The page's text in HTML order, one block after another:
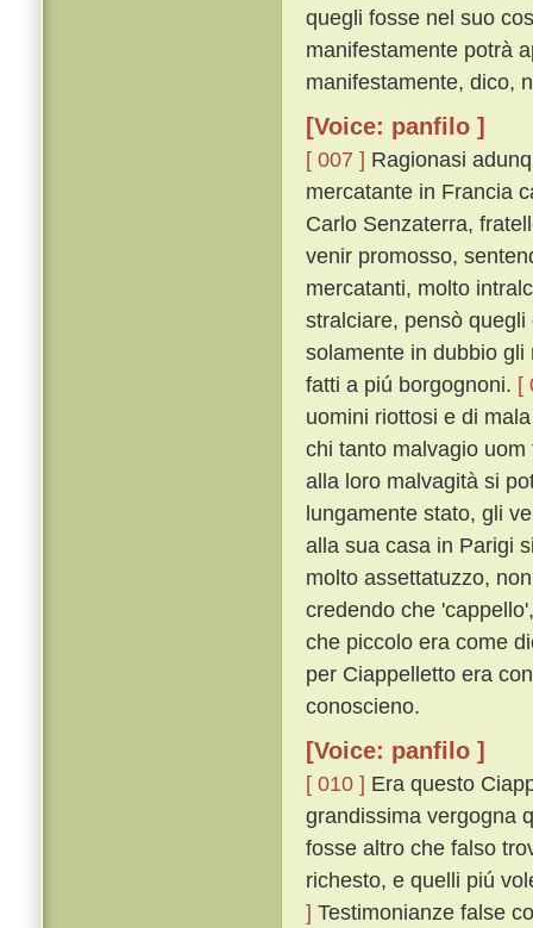
quegli fosse nel suo
manifestamente potrà
manifestamente, dico,
[Voice: panfilo ]
[ 007 ] Ragionasi
mercatante in Francia
Carlo Senzaterra,
venir promosso,
mercatanti, molto
stralciare, pensò
solamente in dubbio
fatti a piú borgognoni. [
uomini riottosi e di
chi tanto malvagio
alla loro malvagità si
lungamente stato, gli
alla sua casa in Parigi
molto assettatuzzo,
credendo che
che piccolo era come
per Ciappelletto era
conoscieno.
[Voice: panfilo ]
[ 010 ] Era questo
grandissima vergogna
fosse altro che falso
richesto, e quelli piú
] Testimonianze false